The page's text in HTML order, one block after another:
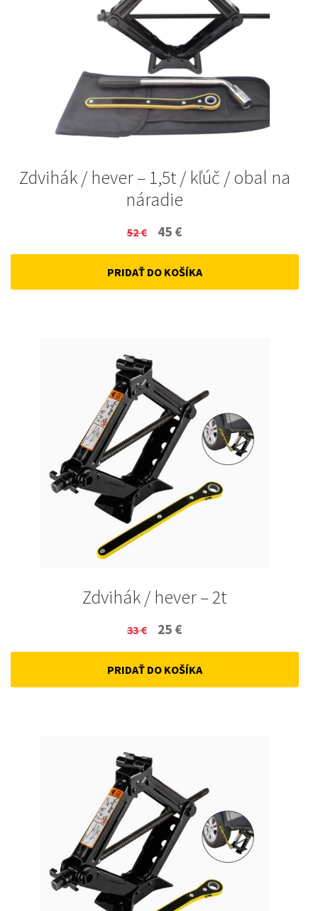
Zdvihák / hever – 1,5t / kľúč / obal na
náradie
52€
Original
price
was:
45 €
price
is:
PRIDAŤ DO KOŠÍKA
Zdvihák / hever – 2t
33€
Original
price
was:
25 €
price
is:
PRIDAŤ DO KOŠÍKA